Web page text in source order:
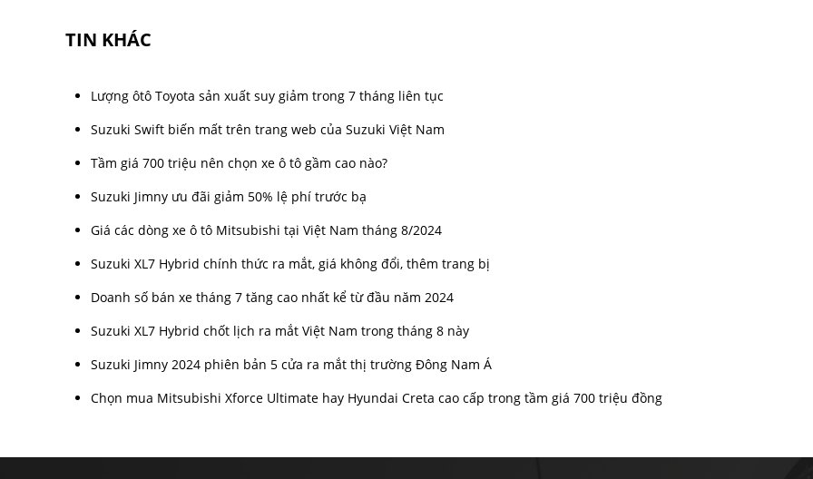
TIN KHÁC
Lượng ôtô Toyota sản xuất suy giảm trong 7 tháng liên tục
Suzuki Swift biến mất trên trang web của Suzuki Việt Nam
Tầm giá 700 triệu nên chọn xe ô tô gầm cao nào?
Suzuki Jimny ưu đãi giảm 50% lệ phí trước bạ
Giá các dòng xe ô tô Mitsubishi tại Việt Nam tháng 8/2024
Suzuki XL7 Hybrid chính thức ra mắt, giá không đổi, thêm trang bị
Doanh số bán xe tháng 7 tăng cao nhất kể từ đầu năm 2024
Suzuki XL7 Hybrid chốt lịch ra mắt Việt Nam trong tháng 8 này
Suzuki Jimny 2024 phiên bản 5 cửa ra mắt thị trường Đông Nam Á
Chọn mua Mitsubishi Xforce Ultimate hay Hyundai Creta cao cấp trong tầm giá 700 triệu đồng